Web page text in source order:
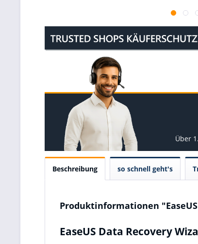
Über
Beschreibung so schnell geht's
Produktinformationen
EaseUS Data Recovery